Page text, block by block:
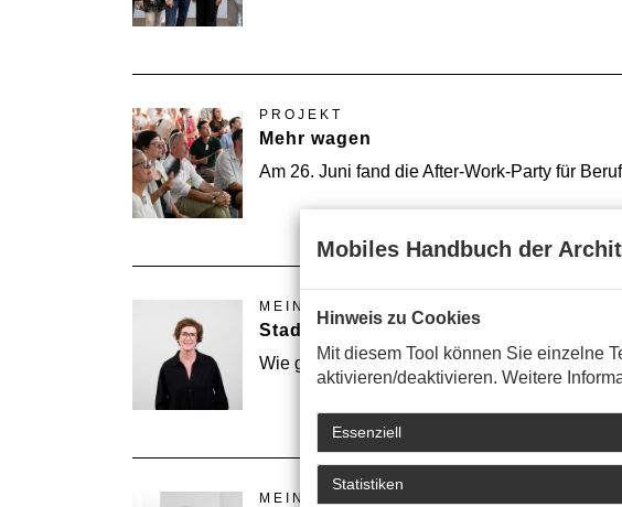
PROJEKT
Mehr wagen
Am 26. Juni fand die After-Work-Party für
MEINUNG
Stadträume in Bewegung
Wie große Events kleine Städte verändern
MEINUNG
Mobiles Handbuch der
Hinweis zu Cookies
Mit diesem Tool können Sie einzelne
aktivieren/deaktivieren. Weitere
Essenziell
Statistiken